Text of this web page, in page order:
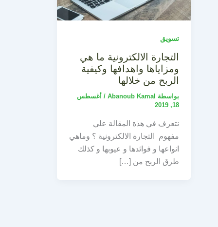
تسويق
التجارة الالكترونية ما هي
ومزاياها واهدافها وكيفية
الربح من خلالها
بواسطة Abanoub Kamal
/ أغسطس
18, 2019
نتعرف في هذة المقالة علي
مفهوم التجارة الالكترونية ؟ وماهي
انواعها و فوائدها و عيوبها و كذلك
طرق الربح من […]